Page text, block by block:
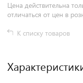
Цена действительна
отличаться от цен в
К списку товаров